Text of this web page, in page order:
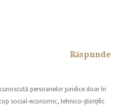
Răspunde
persoanelor juridice doar în
social-economic, tehnico-ştiinţific